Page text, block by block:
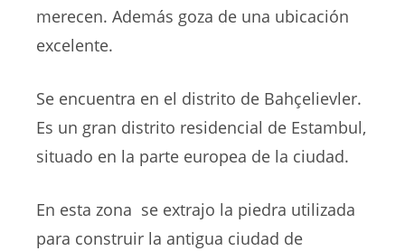
merecen. Además goza de una ubicación
excelente.
Se encuentra en el distrito de Bahçelievler.
Es un gran distrito residencial de Estambul,
situado en la parte europea de la ciudad.
En esta zona se extrajo la piedra utilizada
para construir la antigua ciudad de